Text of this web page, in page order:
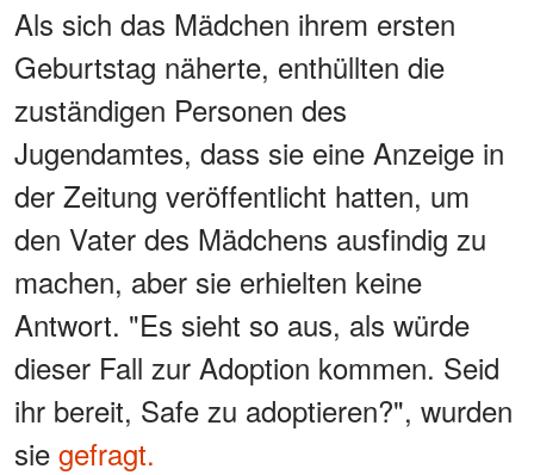
Als sich das Mädchen ihrem ersten
Geburtstag näherte, enthüllten die
zuständigen Personen des
Jugendamtes, dass sie eine Anzeige in
der Zeitung veröffentlicht hatten, um
den Vater des Mädchens ausfindig zu
machen, aber sie erhielten keine
Antwort. "Es sieht so aus, als würde
dieser Fall zur Adoption kommen. Seid
ihr bereit, Safe zu adoptieren?", wurden
sie gefragt.